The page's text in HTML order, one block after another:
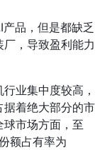
品，但是都缺乏
，导致盈利能力
业集中度较高，
据着绝大部分的市
市场方面，至
额占有率为